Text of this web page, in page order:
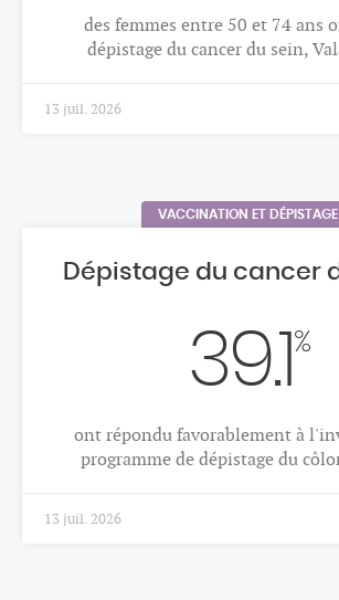
des femmes entre 50 et 74 ans
dépistage du cancer du sein,
13 juil. 2026
VACCINATION ET DÉPISTAGE
Dépistage du cancer
39.1 %
ont répondu favorablement à
programme de dépistage du
13 juil. 2026